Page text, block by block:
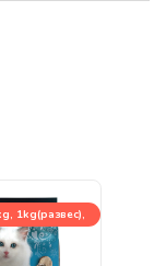
1kg(развес),